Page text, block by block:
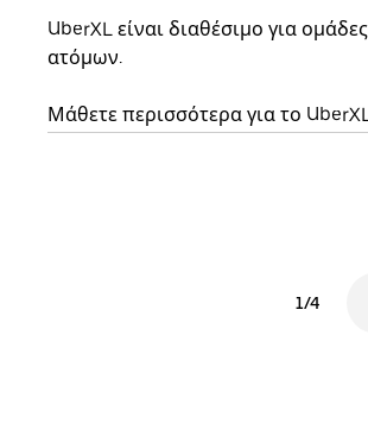
UberXL είναι διαθέσιμο για
ατόμων.
Μάθετε περισσότερα για το
1/4